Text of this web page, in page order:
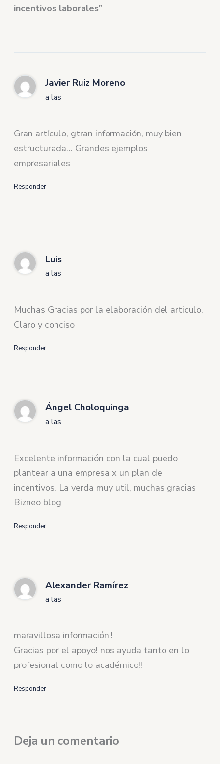
incentivos laborales”
Javier Ruiz Moreno
a las
Gran artículo, gtran información, muy bien
estructurada… Grandes ejemplos
empresariales
Responder
Luis
a las
Muchas Gracias por la elaboración del articulo.
Claro y conciso
Responder
Ángel Choloquinga
a las
Excelente información con la cual puedo
plantear a una empresa x un plan de
incentivos. La verda muy util, muchas gracias
Bizneo blog
Responder
Alexander Ramírez
a las
maravillosa información!!
Gracias por el apoyo! nos ayuda tanto en lo
profesional como lo académico!!
Responder
Deja un comentario